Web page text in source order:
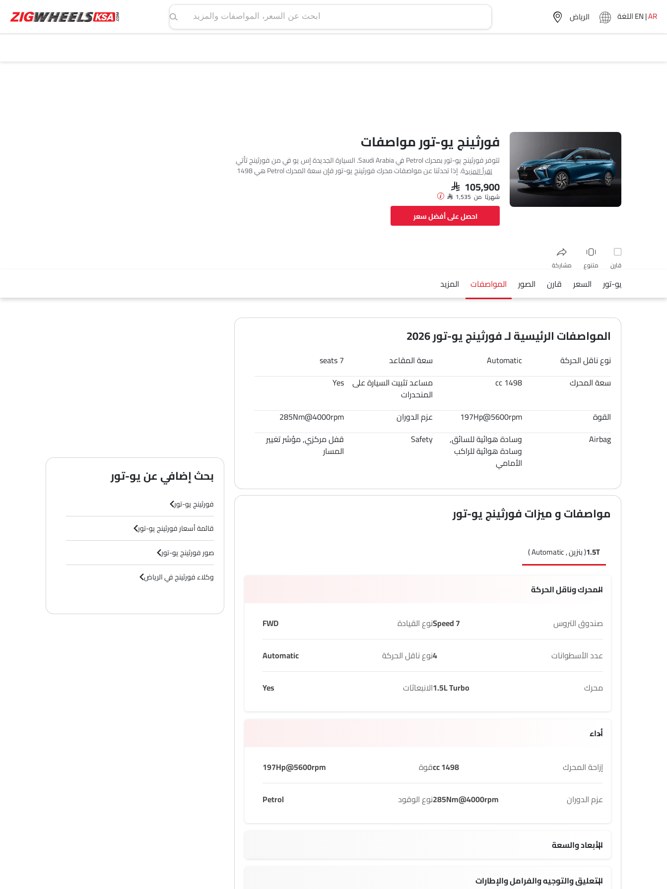
ابحث عن السعر، المواصفات والمزيد اللغةEN|AR
فورثينج يو-تور مواصفات
تتوفر فورثينج يو-تور بمحرك Petrol في Saudi Arabia. السيارة الجديدة إس يو في من فورثينج تأتي
بإجمالي 1 فئة. إذا تحدثنا عن مواصفات محرك فورثينج يو-تور فإن سعة المحرك Petrol هي 1498
cc. تتوفر يو-تور بناقل حركة Automatic.
اقرأ المزيد
SAR 105,900
شهريًا من SAR 1,535
احصل على أفضل سعر
قارن متنوع مشاركة
فيسبوك تويتر واتساب
يو-تور السعر قارن الصور المواصفات المزيد
المواصفات الرئيسية لـ فورثينج يو-تور 2026
نوع ناقل الحركة Automatic سعة المقاعد
7 seats
سعة المحرك
1498 cc
مساعد تثبيت السيارة على
المنحدرات
Yes
القوة 197Hp@5600rpm عزم الدوران
285Nm@4000rpm
Airbag
وسادة هوائية للسائق,
وسادة هوائية للراكب
الأمامي
Safety
قفل مركزي, مؤشر تغيير
المسار
مواصفات و ميزات فورثينج يو-تور
1.5T( بنزين , Automatic )
المحرك وناقل الحركة
صندوق التروس 7 Speed نوع القيادة FWD
عدد الأسطوانات 4نوع ناقل الحركة Automatic
محرك 1.5L Turboالانبعاثات Yes
أداء
إزاحة المحرك 1498 cc قوة 197Hp@5600rpm
عزم الدوران 285Nm@4000rpmنوع الوقود Petrol
الأبعاد والسعة
التعليق والتوجيه والفرامل والإطارات
بحث إضافي عن يو-تور
فورثينج يو-تور
قائمة أسعار فورثينج يو-تور
صور فورثينج يو-تور
وكلاء فورثينج في الرياض‎